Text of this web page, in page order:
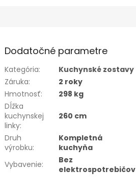
Dodatočné parametre
Kategória:
Kuchynské zostavy
Záruka:
2 roky
Hmotnosť:
298 kg
Dĺžka
kuchynskej
linky:
260 cm
Druh
výrobku:
Kompletná
kuchyňa
Vybavenie:
Bez
elektrospotrebičov